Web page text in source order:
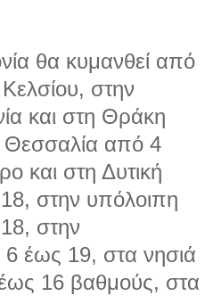
θα κυμανθεί από
στην
και στη Θράκη
από 4
και στη Δυτική
στην υπόλοιπη
στην
έως 19, στα νησιά
16 βαθμούς, στα